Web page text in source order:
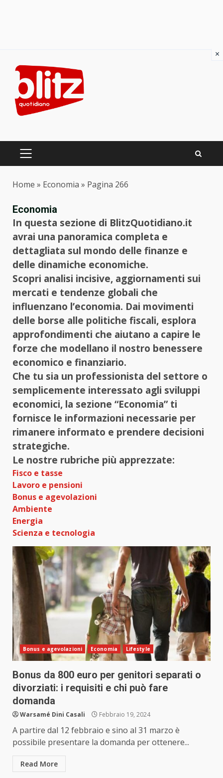
content
PRIMARY
Home » Economia » Pagina 266
Economia
In questa sezione di BlitzQuotidiano.it
avrai una panoramica completa e
dettagliata sul mondo delle finanze e
delle dinamiche economiche.
Scopri analisi incisive, aggiornamenti sui
mercati e tendenze globali che
influenzano l’economia. Dai movimenti
delle borse alle politiche fiscali, esplora
approfondimenti che aiutano a capire le
forze che modellano il nostro benessere
economico e finanziario.
Che tu sia un professionista del settore o
semplicemente interessato agli sviluppi
economici, la sezione “Economia” ti
fornisce le informazioni necessarie per
rimanere informato e prendere decisioni
strategiche.
Le nostre rubriche più apprezzate:
Fisco e tasse
Lavoro e pensioni
Bonus e agevolazioni
Ambiente
Energia
Scienza e tecnologia
Bonus e agevolazioni Economia Lifestyle
Bonus da 800 euro per genitori separati o
divorziati: i requisiti e chi può fare
domanda
Warsamé Dini Casali Febbraio 19, 2024
A partire dal 12 febbraio e sino al 31 marzo è
possibile presentare la domanda per ottenere...
Read More
×